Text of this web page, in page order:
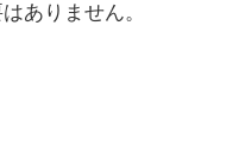
ありません。